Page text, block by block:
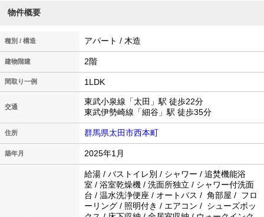
物件概要
種別 / 構造 アパート / 木造
建物階建 2階
間取り一例 1LDK
交通
東武小泉線「太田」駅 徒歩22分
東武伊勢崎線「細谷」駅 徒歩35分
住所 群馬県太田市西本町
築年月 2025年1月
給湯 / バストイレ別 / シャワー / 追焚機能浴
室 / 浴室乾燥機 / 洗面所独立 / シャワー付洗面
台 / 温水洗浄便座 / オートバス / 角部屋 / フロ
ーリング / 照明付き / エアコン / シューズボッ